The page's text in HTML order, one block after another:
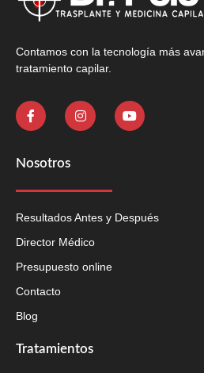
Contamos con la tecnología más
tratamiento capilar.
Nosotros
Resultados Antes y Después
Director Médico
Presupuesto online
Contacto
Blog
Tratamientos